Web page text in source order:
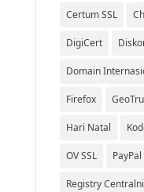
Certum SSL
DigiCert
Domain
Firefox
Hari Natal
OV SSL PayPal
Registry